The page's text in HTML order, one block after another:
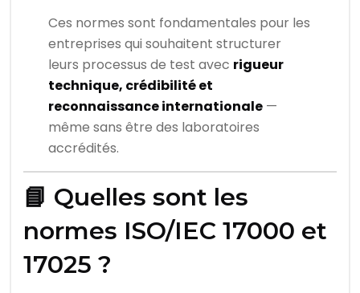
Ces normes sont fondamentales pour les
entreprises qui souhaitent structurer
leurs processus de test avec rigueur
technique, crédibilité et
reconnaissance internationale —
même sans être des laboratoires
accrédités.
📘 Quelles sont les
normes ISO/IEC 17000 et
17025 ?